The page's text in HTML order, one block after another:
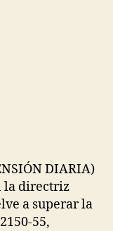
DIARIA)
la directriz
a superar la
55,